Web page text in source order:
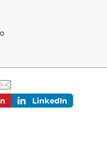
LinkedIn